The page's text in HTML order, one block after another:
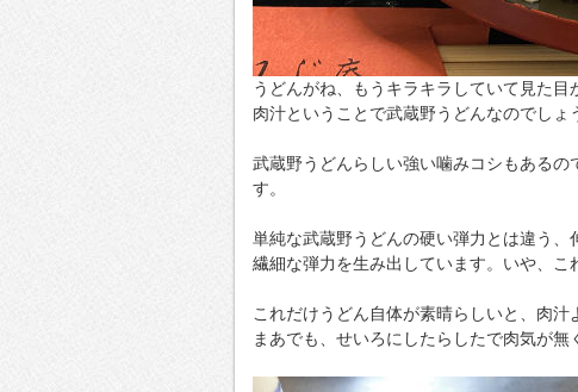
うどんがね、もうキラキラしていて見た目
肉汁ということで武蔵野うどんなのでしょ
武蔵野うどんらしい強い噛みコシもある
す。
単純な武蔵野うどんの硬い弾力とは違う
繊細な弾力を生み出しています。いや、こ
これだけうどん自体が素晴らしいと、肉汁
まあでも、せいろにしたらしたで肉気が無